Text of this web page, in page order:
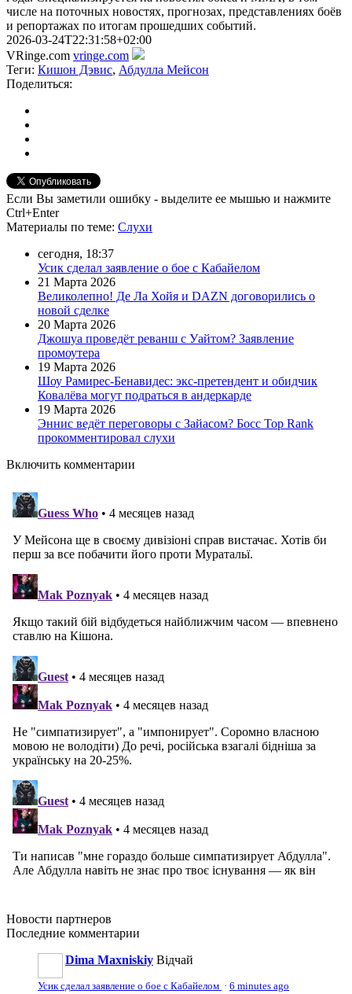
числе на поточных новостях, прогнозах, представлениях боёв
и репортажах по итогам прошедших событий.
2026-03-24T22:31:58+02:00
VRinge.com vringe.com
Теги: Кишон Дэвис, Абдулла Мейсон
Поделиться:
Если Вы заметили ошибку - выделите ее мышью и нажмите
Ctrl+Enter
Материалы по теме: Слухи
сегодня, 18:37
Усик сделал заявление о бое с Кабайелом
21 Марта 2026
Великолепно! Де Ла Хойя и DAZN договорились о
новой сделке
20 Марта 2026
Джошуа проведёт реванш с Уайтом? Заявление
промоутера
19 Марта 2026
Шоу Рамирес-Бенавидес: экс-претендент и обидчик
Ковалёва могут подраться в андеркарде
19 Марта 2026
Эннис ведёт переговоры с Зайасом? Босс Top Rank
прокомментировал слухи
Включить комментарии
Новости партнеров
Последние комментарии
Dima Maxniskiy Відчай
Усик сделал заявление о бое с Кабайелом · 6 minutes ago